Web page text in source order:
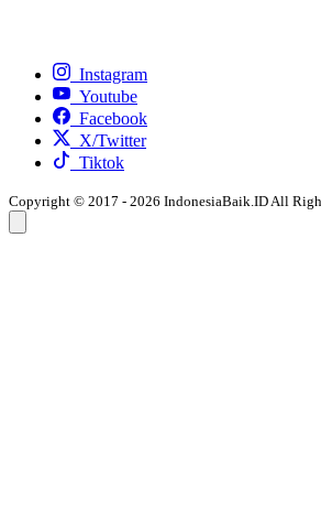
Instagram
Youtube
Facebook
X/Twitter
Tiktok
Copyright © 2017 - 2026 IndonesiaBaik.ID All